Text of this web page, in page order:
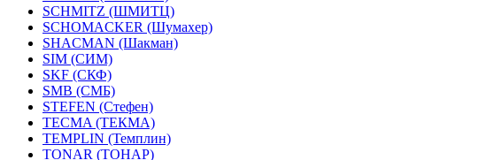
SCHMITZ (ШМИТЦ)
SCHOMACKER (Шумахер)
SHACMAN (Шакман)
SIM (СИМ)
SKF (СКФ)
SMB (СМБ)
STEFEN (Стефен)
TECMA (ТЕКМА)
TEMPLIN (Темплин)
TONAR (ТОНАР)